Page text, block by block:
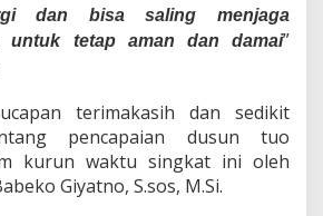
t
P
o
r
dan bisa saling menjaga
untuk tetap aman dan damai”
terimakasih dan sedikit
pencapaian dusun tuo
kurun waktu singkat ini oleh
Giyatno, S.sos, M.Si.